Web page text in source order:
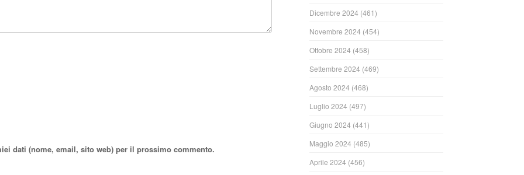
dati (nome, email, sito web) per il prossimo commento.
Dicembre 2024 (461)
Novembre 2024 (454)
Ottobre 2024 (458)
Settembre 2024 (469)
Agosto 2024 (468)
Luglio 2024 (497)
Giugno 2024 (441)
Maggio 2024 (485)
Aprile 2024 (456)